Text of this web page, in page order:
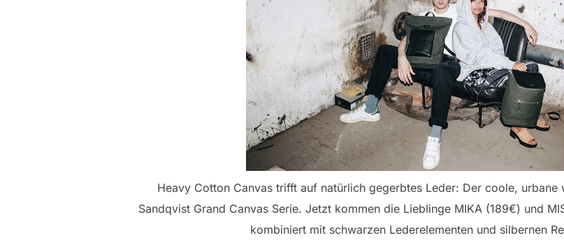
Heavy Cotton Canvas trifft auf natürlich gegerbtes Leder: Der coole,
Sandqvist Grand Canvas Serie. Jetzt kommen die Lieblinge MIKA (189€) und
kombiniert mit schwarzen Lederelementen und silbernen